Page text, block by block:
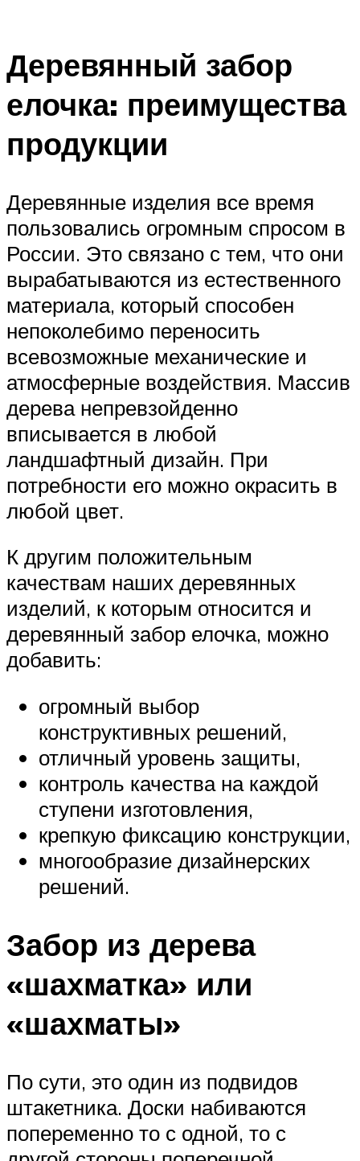
Деревянный забор
елочка: преимущества
продукции
Деревянные изделия все время
пользовались огромным спросом в
России. Это связано с тем, что они
вырабатываются из естественного
материала, который способен
непоколебимо переносить
всевозможные механические и
атмосферные воздействия. Массив
дерева непревзойденно
вписывается в любой
ландшафтный дизайн. При
потребности его можно окрасить в
любой цвет.
К другим положительным
качествам наших деревянных
изделий, к которым относится и
деревянный забор елочка, можно
добавить:
огромный выбор
конструктивных решений,
отличный уровень защиты,
контроль качества на каждой
ступени изготовления,
крепкую фиксацию конструкции,
многообразие дизайнерских
решений.
Забор из дерева
«шахматка» или
«шахматы»
По сути, это один из подвидов
штакетника. Доски набиваются
попеременно то с одной, то с